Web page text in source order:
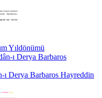
Yıldönümü
Derya Barbaros Hayreddin